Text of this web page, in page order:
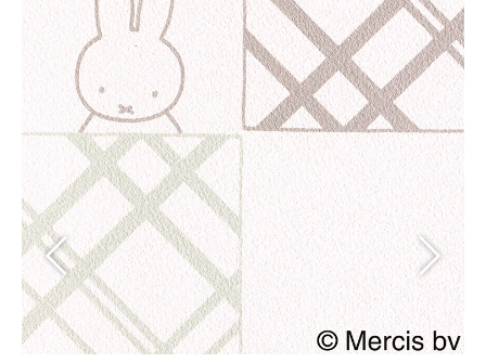
カーテン
ブランド・コレクション
Lilycolor Coordinate 着せ替えシミュレーション
カタログ一覧 トップ
カーテン
床材
サステナブル商品
ノンワックス床タイル
壁紙機能性ガイド
施工事例 トップ
医療・福祉施設
ホテル・オフィス・店舗
モデルハウス
新築戸建・マンション
#リリカラのある暮らし
リリカラノート
ショールーム
ショールーム トップ
東京ショールーム
大阪ショールーム
お客様サポート
お客様サポート トップ